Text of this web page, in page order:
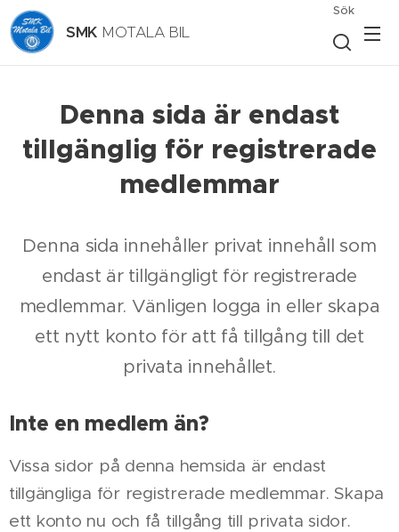
SMK MOTALA BIL
Sök
Denna sida är endast
tillgänglig för registrerade
medlemmar
Denna sida innehåller privat innehåll som
endast är tillgängligt för registrerade
medlemmar. Vänligen logga in eller skapa
ett nytt konto för att få tillgång till det
privata innehållet.
Inte en medlem än?
Vissa sidor på denna hemsida är endast
tillgängliga för registrerade medlemmar. Skapa
ett konto nu och få tillgång till privata sidor.